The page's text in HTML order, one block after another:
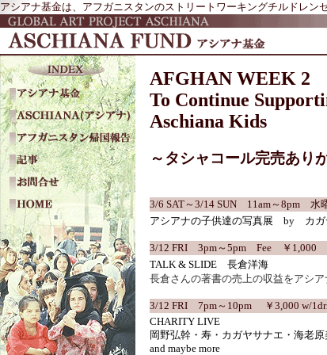
アシアナ基金は、アフガニスタンのストリートワーキングチルドレン
AFGHAN WEEK 2
To Continue
Aschiana Kids
～タシャコール完売あり
3/6 SAT～3/14 SUN 11am～8pm 水
アシアナの子供達の写真展 by カガ
3/12 FRI 3pm～5pm Fee ￥1,000
TALK & SLIDE 長倉洋海
長倉さんの著書の売上の収益をアシア
3/12 FRI 7pm～10pm ￥3,000 w/
CHARITY LIVE
岡野弘幹・寿・カガヤサナエ・海老原
and maybe more